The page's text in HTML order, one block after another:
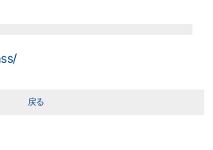
戻る